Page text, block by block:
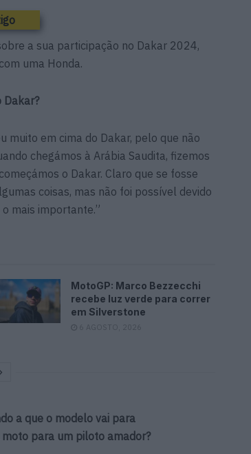
a sua participação no Dakar 2024,
uma Honda.
Dakar?
muito em cima do Dakar, pelo que não
chegámos à Arábia Saudita, fizemos
o Dakar. Claro que se fosse
coisas, mas não foi possível devido
o mais importante.”
MotoGP: Marco Bezzecchi
recebe luz verde para correr
em Silverstone
6 AGOSTO, 2026
a que o modelo vai para
para um piloto amador?